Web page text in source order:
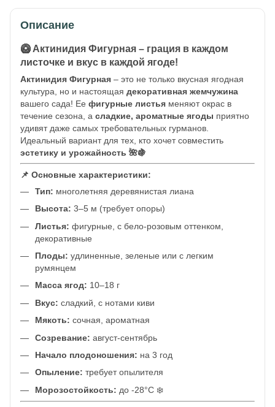
Описание
🥝 Актинидия Фигурная – грация в каждом
листочке и вкус в каждой ягоде!
Актинидия Фигурная – это не только вкусная ягодная
культура, но и настоящая декоративная жемчужина
вашего сада! Ее фигурные листья меняют окрас в
течение сезона, а сладкие, ароматные ягоды приятно
удивят даже самых требовательных гурманов.
Идеальный вариант для тех, кто хочет совместить
эстетику и урожайность 🌺🍇
📌 Основные характеристики:
Тип: многолетняя деревянистая лиана
Высота: 3–5 м (требует опоры)
Листья: фигурные, с бело-розовым оттенком,
декоративные
Плоды: удлиненные, зеленые или с легким
румянцем
Масса ягод: 10–18 г
Вкус: сладкий, с нотами киви
Мякоть: сочная, ароматная
Созревание: август-сентябрь
Начало плодоношения: на 3 год
Опыление: требует опылителя
Морозостойкость: до -28°C ❄️